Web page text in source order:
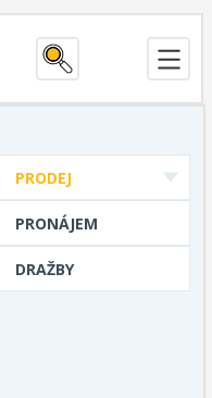
PRODEJ
PRONÁJEM
DRAŽBY